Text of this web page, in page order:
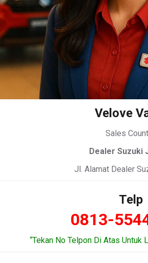
Velove
Sales
Dealer Suzuki
Jl. Alamat Dealer
Telp
0813-
“Tekan No Telpon Di Atas Untuk